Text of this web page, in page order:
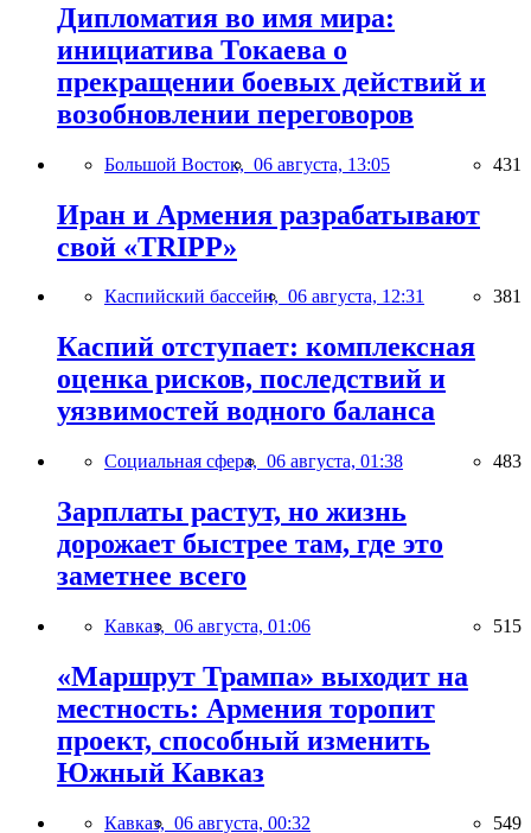
Дипломатия во имя мира:
инициатива Токаева о
прекращении боевых действий и
возобновлении переговоров
Большой Восток, 06 августа, 13:05 431
Иран и Армения разрабатывают
свой «TRIPP»
Каспийский бассейн, 06 августа, 12:31 381
Каспий отступает: комплексная
оценка рисков, последствий и
уязвимостей водного баланса
Социальная сфера, 06 августа, 01:38 483
Зарплаты растут, но жизнь
дорожает быстрее там, где это
заметнее всего
Кавказ, 06 августа, 01:06 515
«Маршрут Трампа» выходит на
местность: Армения торопит
проект, способный изменить
Южный Кавказ
Кавказ, 06 августа, 00:32 549